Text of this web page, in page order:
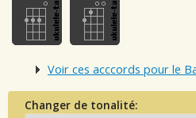
Voir ces acccords pour le
Changer de tonalité: